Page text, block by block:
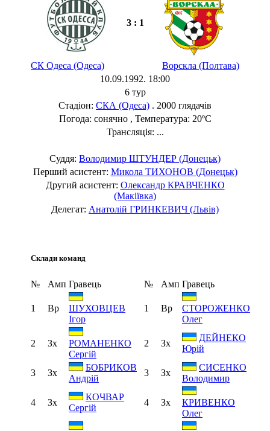
3 : 1
СК Одеса (Одеса)
Ворскла (Полтава)
10.09.1992. 18:00
6 тур
Стадіон: СКА (Одеса) . 2000 глядачів
Погода: сонячно , Температура: 20ºC
Трансляція: ...
Суддя: Володимир ШТУНДЕР (Донецьк)
Перший асистент: Микола ТИХОНОВ (Донецьк)
Другий асистент: Олександр КРАВЧЕНКО
(Макіївка)
Делегат: Анатолій ГРИНКЕВИЧ (Львів)
Склади команд
№ Амп Гравець № Амп Гравець
1 Вр
ШУХОВЦЕВ
Ігор
1 Вр
СТОРОЖЕНКО
Олег
2 Зх
РОМАНЕНКО
Сергій
2 Зх
ДЕЙНЕКО
Юрій
3 Зх
БОБРИКОВ
Андрій
3 Зх
СИСЕНКО
Володимир
4 Зх
КОЧВАР
Сергій
4 Зх
КРИВЕНКО
Олег